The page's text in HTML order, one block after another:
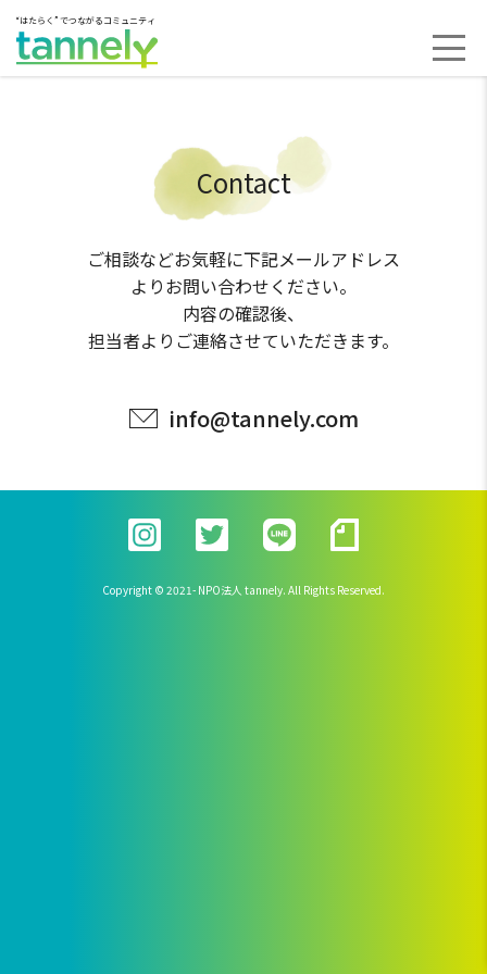
“はたらく” でつながるコミュニティ
Contact
ご相談などお気軽に下記メールアドレス
よりお問い合わせください。
内容の確認後、
担当者よりご連絡させていただきます。
info@tannely.com
Copyright © 2021- NPO法人 tannely. All Rights Reserved.